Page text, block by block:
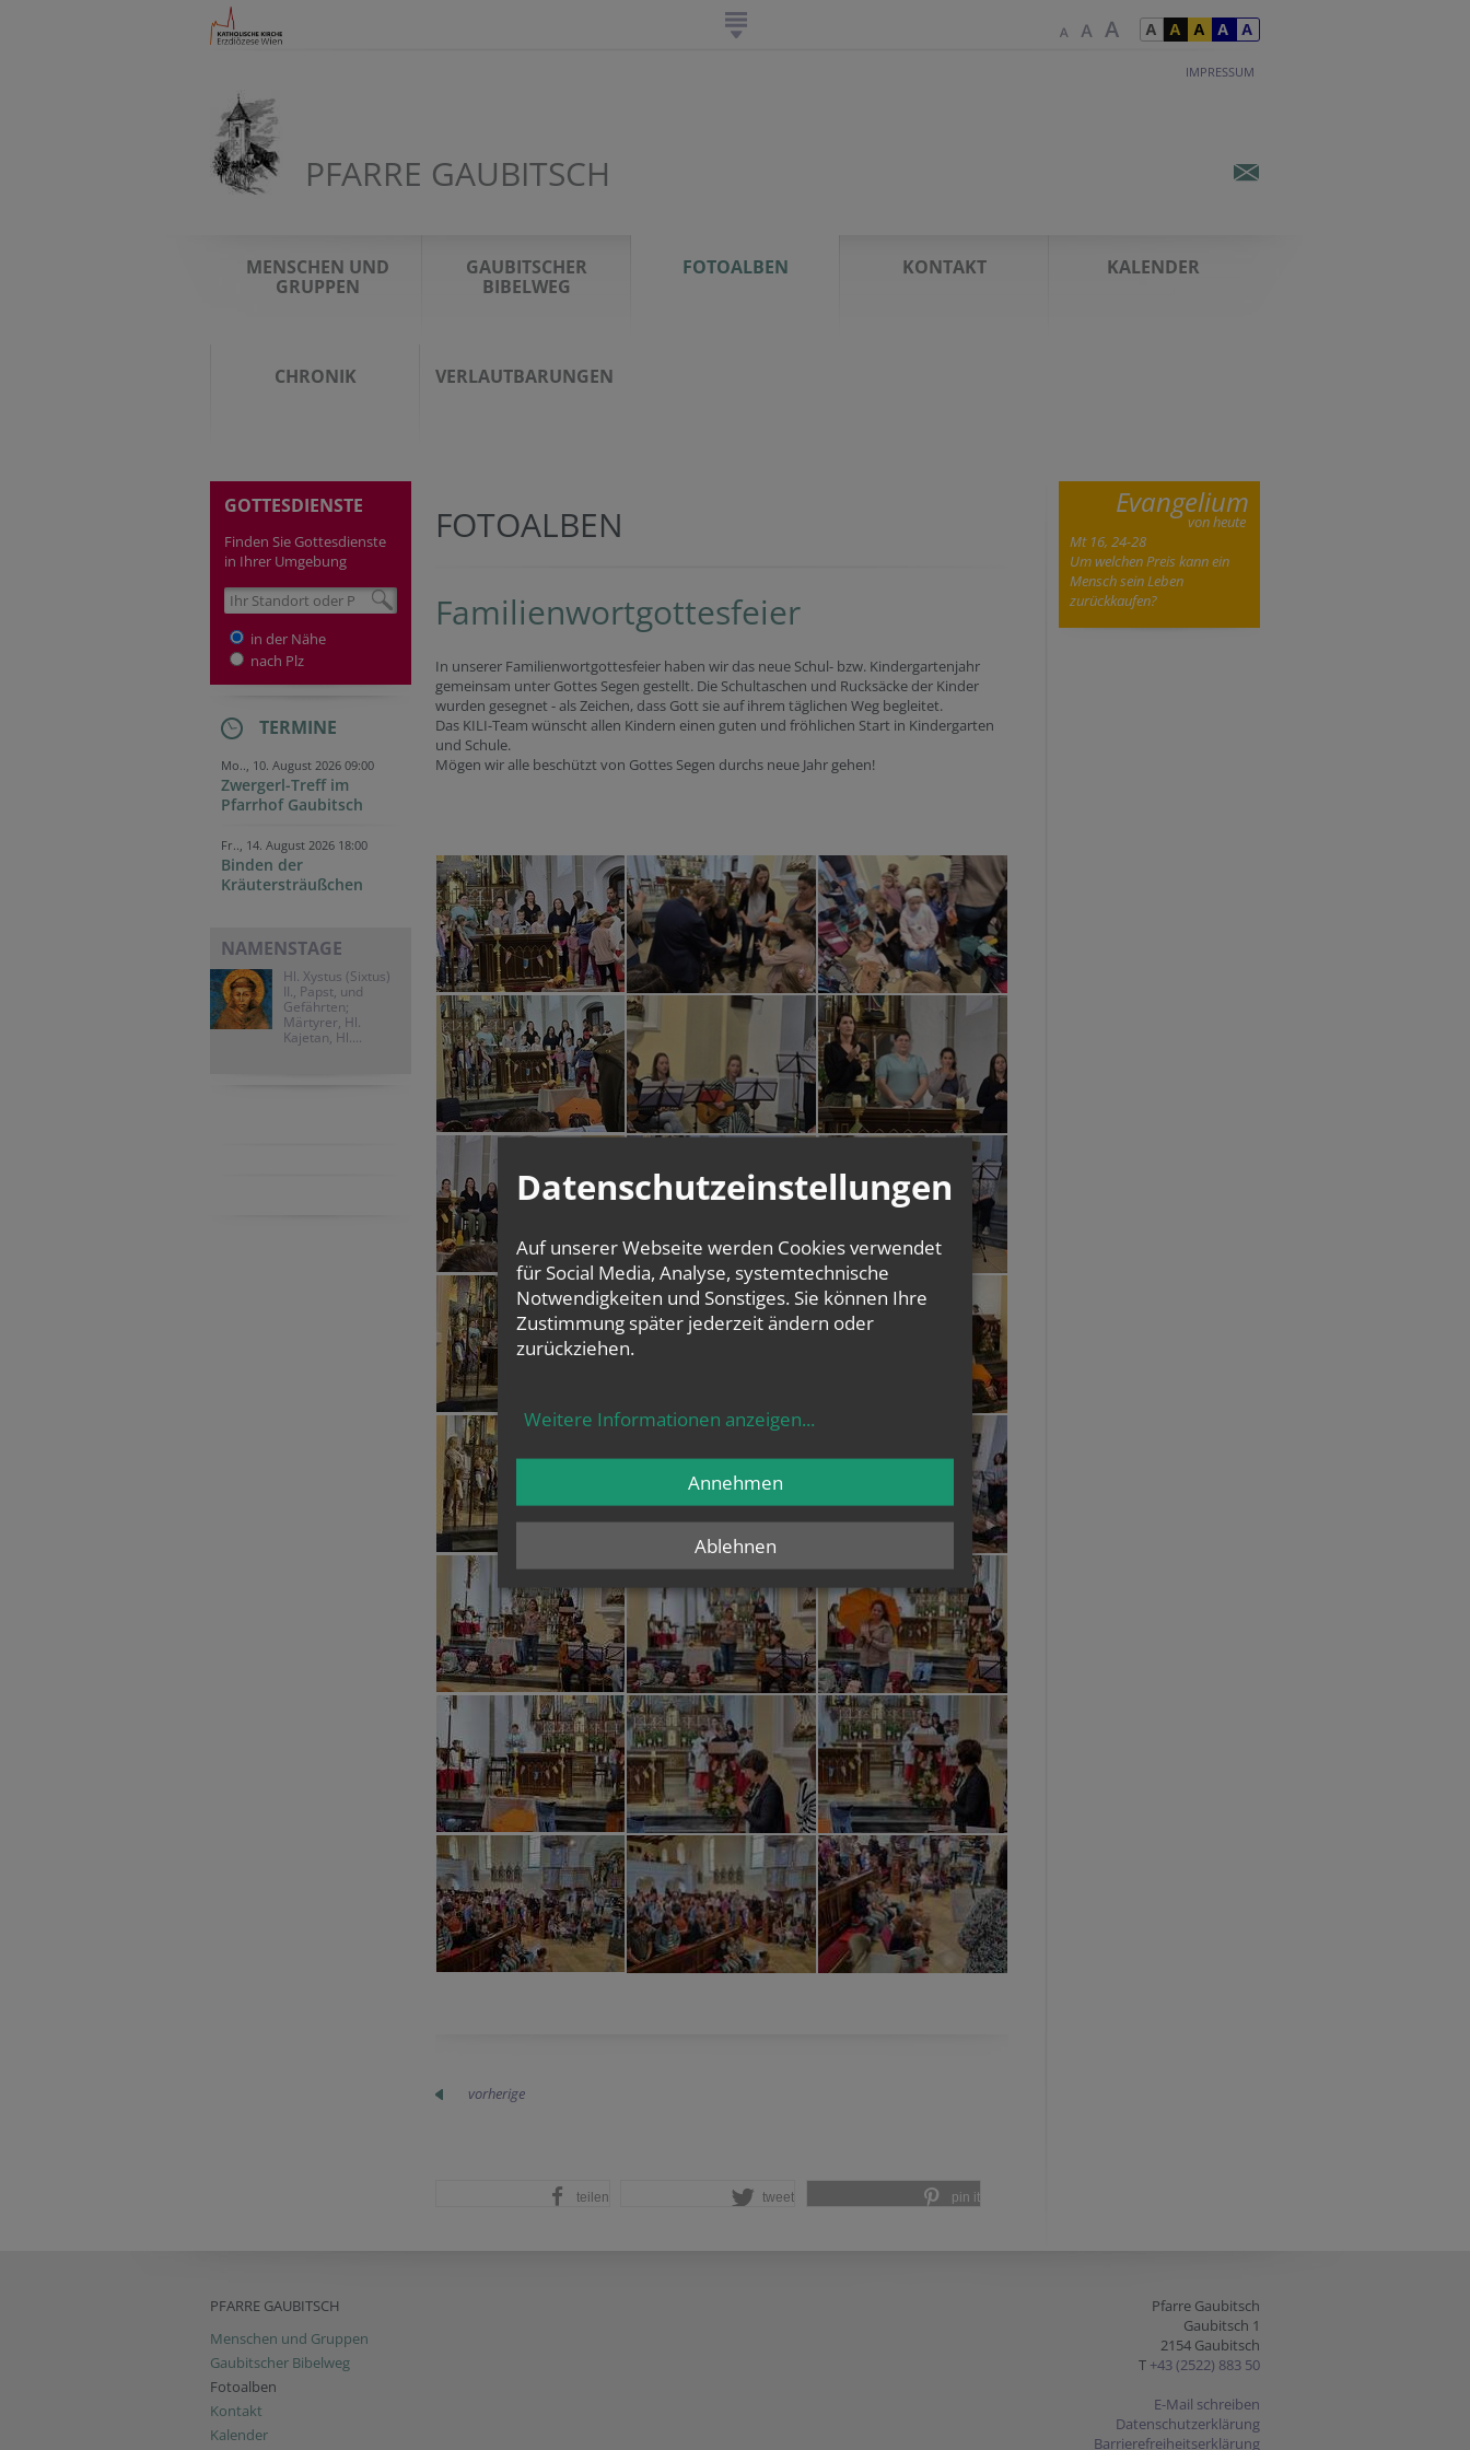
IMPRESSUM
PFARRE GAUBITSCH
MENSCHEN UND
GRUPPEN
GAUBITSCHER
BIBELWEG
FOTOALBEN KONTAKT KALENDER
CHRONIK VERLAUTBARUNGEN
GOTTESDIENSTE
Finden Sie Gottesdienste
in Ihrer Umgebung
in der Nähe
nach Plz
TERMINE
Mo.., 10. August 2026 09:00
Zwergerl-Treff im
Pfarrhof Gaubitsch
Fr.., 14. August 2026 18:00
Binden der
Kräutersträußchen
NAMENSTAGE
Hl. Xystus (Sixtus)
II., Papst, und
Gefährten;
Märtyrer, Hl.
Kajetan, Hl....
FOTOALBEN
Familienwortgottesfeier
In unserer Familienwortgottesfeier haben wir das neue Schul- bzw. Kindergartenjahr
gemeinsam unter Gottes Segen gestellt. Die Schultaschen und Rucksäcke der Kinder
wurden gesegnet - als Zeichen, dass Gott sie auf ihrem täglichen Weg begleitet.
Das KILI-Team wünscht allen Kindern einen guten und fröhlichen Start in Kindergarten
und Schule.
Mögen wir alle beschützt von Gottes Segen durchs neue Jahr gehen!
vorherige
teilen tweet pin it
Evangelium
von heute
Mt 16, 24-28
Um welchen Preis kann ein
Mensch sein Leben
zurückkaufen?
PFARRE GAUBITSCH
Menschen und Gruppen
Gaubitscher Bibelweg
Fotoalben
Kontakt
Kalender
Pfarre Gaubitsch
Gaubitsch 1
2154 Gaubitsch
T +43 (2522) 883 50
E-Mail schreiben
Datenschutzerklärung
Barrierefreiheitserklärung
Datenschutzeinstellungen
Auf unserer Webseite werden Cookies verwendet
für Social Media, Analyse, systemtechnische
Notwendigkeiten und Sonstiges. Sie können Ihre
Zustimmung später jederzeit ändern oder
zurückziehen.
Weitere Informationen anzeigen...
Ablehnen
Annehmen